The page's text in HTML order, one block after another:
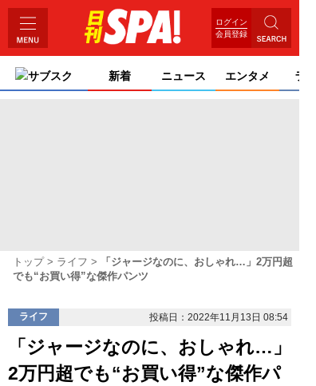
ログイン
会員登録
サブスク 新着 ニュース エンタメ ライ
トップ ライフ
「ジャージなのに、おしゃれ…」2万円超
でも“お買い得”な傑作パンツ
ライフ 投稿日：2022年11月13日 08:54
「ジャージなのに、おしゃれ…」
2万円超でも“お買い得”な傑作パ